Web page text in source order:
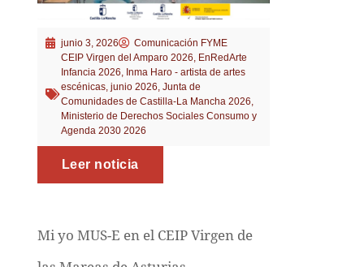
junio 3, 2026
Comunicación FYME
CEIP Virgen del Amparo 2026, EnRedArte
Infancia 2026, Inma Haro - artista de artes
escénicas, junio 2026, Junta de
Comunidades de Castilla-La Mancha 2026,
Ministerio de Derechos Sociales Consumo y
Agenda 2030 2026
Leer noticia
Mi yo MUS-E en el CEIP Virgen de